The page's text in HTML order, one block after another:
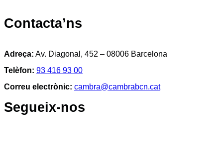
Contacta’ns
Adreça: Av. Diagonal, 452 – 08006 Barcelona
Telèfon: 93 416 93 00
Correu electrònic: cambra@cambrabcn.cat
Segueix-nos